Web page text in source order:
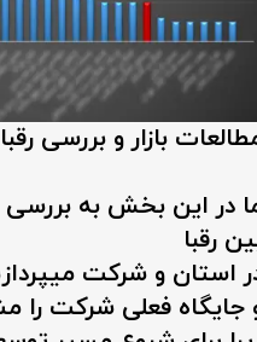
بازار و بررسی رقبا
در این بخش به
رقبا
استان و شرکت
جایگاه فعلی شرکت